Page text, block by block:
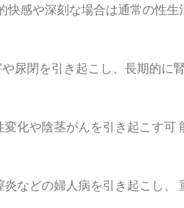
感や深刻な場合は通常の性生
尿閉を引き起こし、長期的に
化や陰茎がんを引き起こす可
などの婦人病を引き起こし、